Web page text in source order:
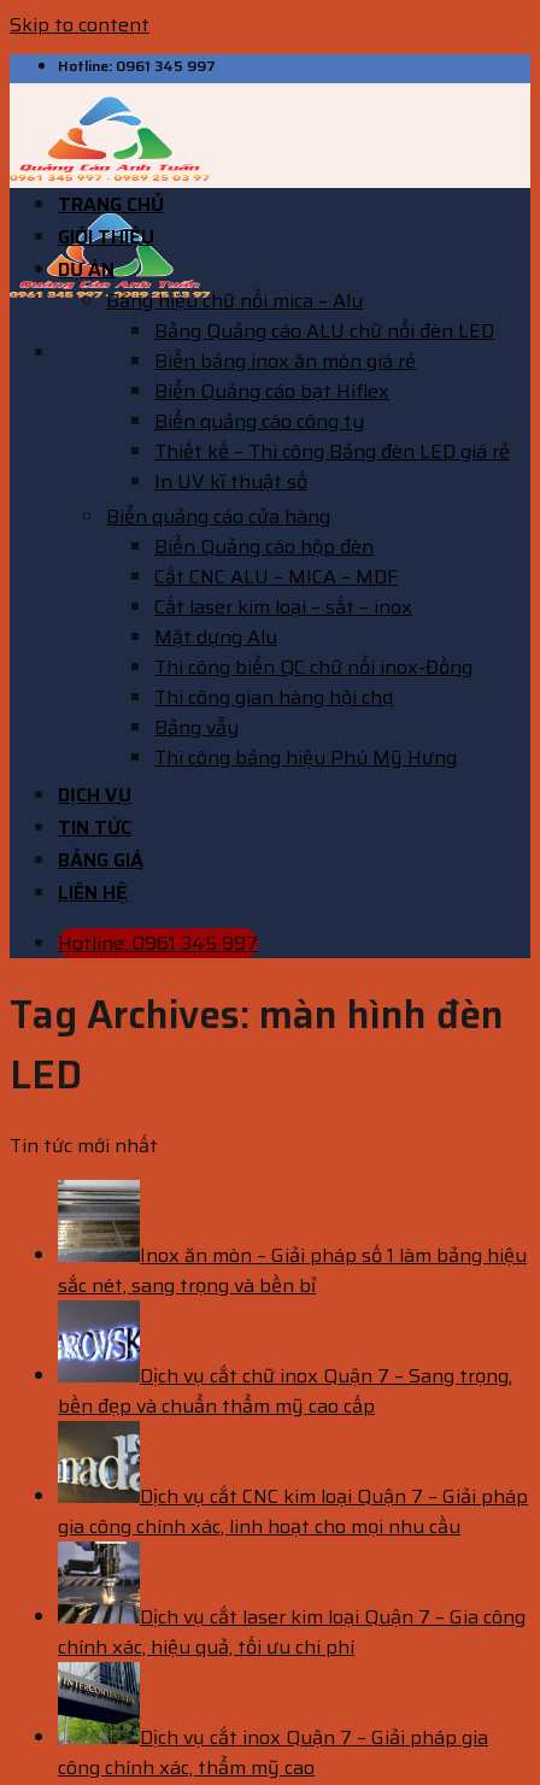
Skip to content
Hotline: 0961 345 997
TRANG CHỦ
GIỚI THIỆU
DỰ ÁN
Bảng hiệu chữ nổi mica – Alu
Bảng Quảng cáo ALU chữ nổi đèn LED
Biển bảng inox ăn mòn giá rẻ
Biển Quảng cáo bạt Hiflex
Biển quảng cáo công ty
Thiết kế – Thi công Bảng đèn LED giá rẻ
In UV kĩ thuật số
Biển quảng cáo cửa hàng
Biển Quảng cáo hộp đèn
Cắt CNC ALU – MICA – MDF
Cắt laser kim loại – sắt – inox
Mặt dựng Alu
Thi công biển QC chữ nổi inox-Đồng
Thi công gian hàng hội chợ
Bảng vẫy
Thi công bảng hiệu Phú Mỹ Hưng
DỊCH VỤ
TIN TỨC
BẢNG GIÁ
LIÊN HỆ
Hotline: 0961 345 997
Tag Archives: màn hình đèn
LED
Tin tức mới nhất
Inox ăn mòn – Giải pháp số 1 làm bảng hiệu
sắc nét, sang trọng và bền bỉ
Dịch vụ cắt chữ inox Quận 7 – Sang trọng,
bền đẹp và chuẩn thẩm mỹ cao cấp
Dịch vụ cắt CNC kim loại Quận 7 – Giải pháp
gia công chính xác, linh hoạt cho mọi nhu cầu
Dịch vụ cắt laser kim loại Quận 7 – Gia công
chính xác, hiệu quả, tối ưu chi phí
Dịch vụ cắt inox Quận 7 – Giải pháp gia
công chính xác, thẩm mỹ cao